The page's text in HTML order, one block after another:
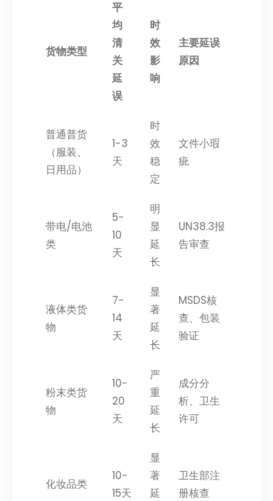
货物类型
平
均
清
关
延
误
时
效
影
响
主要延误
原因
普通普货
（服装、
日用品）
1-3
天
时
效
稳
定
文件小瑕
疵
带电/电池
类
5-
10
天
明
显
延
长
UN38.3报
告审查
液体类货
物
7-
14
天
显
著
延
长
MSDS核
查、包装
验证
粉末类货
物
10-
20
天
严
重
延
长
成分分
析、卫生
许可
化妆品类
10-
15天
显
著
延
卫生部注
册核查